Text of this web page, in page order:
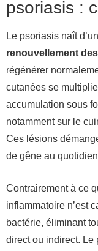
psoriasis :
Le psoriasis naît d’un
renouvellement
régénérer
cutanées se
accumulation sous
notamment sur le
Ces lésions
de gêne au
Contrairement à ce
inflammatoire n’est
bactérie, éliminant
direct ou indirect. Le